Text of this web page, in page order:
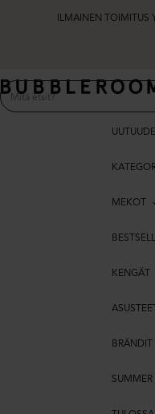
ILMAINEN TOIMITUS
MEKOT
KENGÄT
BRÄNDIT